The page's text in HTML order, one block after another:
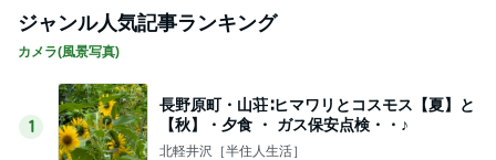
ジャンル人気記事ランキング
カメラ(風景写真)
1
長野原町・山荘∶ヒマワリとコスモス【夏】と
【秋】・夕食 ・ ガス保安点検・・♪
北軽井沢［半住人生活］